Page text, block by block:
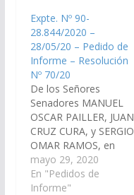
este Cuerpo, se
requiera al Sr. Ministro
de Producción y
Desarrollo
Sustentable, para que
informe en un plazo no
mayor a 10 días…
Expte. Nº 90-
28.844/2020 –
28/05/20 – Pedido de
Informe – Resolución
Nº 70/20
De los Señores
Senadores MANUEL
OSCAR PAILLER, JUAN
CRUZ CURA, y SERGIO
OMAR RAMOS, en
virtud de lo establecido
por el artículo 116 de
la Constitución
mayo 29, 2020
En "Pedidos de
Informe"